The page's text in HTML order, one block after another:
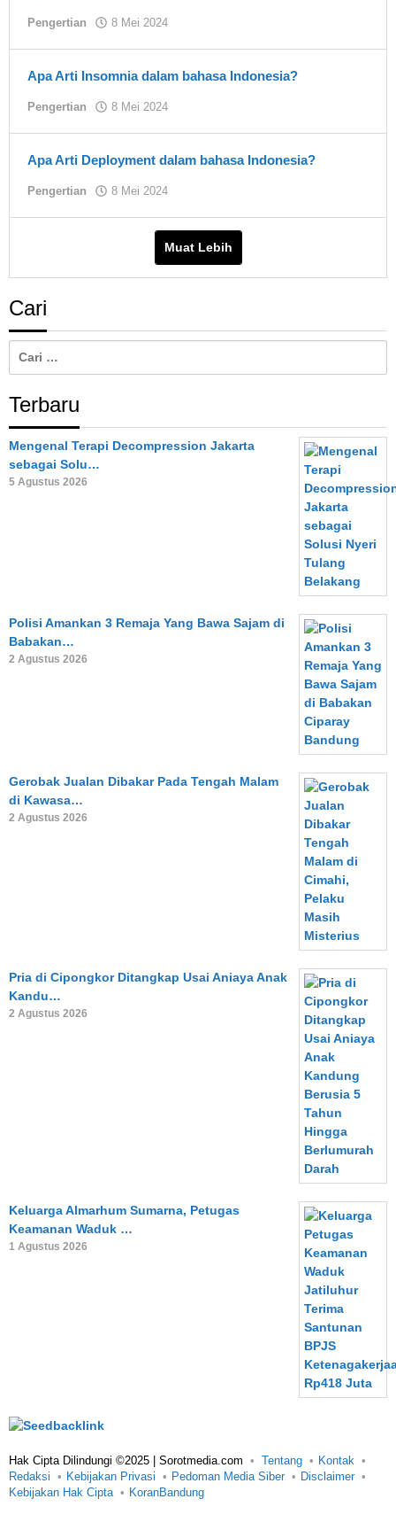
Pengertian 8 Mei 2024
Apa Arti Insomnia dalam bahasa Indonesia?
Pengertian 8 Mei 2024
Apa Arti Deployment dalam bahasa Indonesia?
Pengertian 8 Mei 2024
Muat Lebih
Cari
Terbaru
Mengenal Terapi Decompression Jakarta
sebagai Solu…
5 Agustus 2026
Polisi Amankan 3 Remaja Yang Bawa Sajam di
Babakan…
2 Agustus 2026
Gerobak Jualan Dibakar Pada Tengah Malam
di Kawasa…
2 Agustus 2026
Pria di Cipongkor Ditangkap Usai Aniaya Anak
Kandu…
2 Agustus 2026
Keluarga Almarhum Sumarna, Petugas
Keamanan Waduk …
1 Agustus 2026
Hak Cipta Dilindungi ©2025 | Sorotmedia.com Tentang
Kontak
Redaksi
Kebijakan Privasi Pedoman Media Siber
Disclaimer
Kebijakan Hak Cipta
KoranBandung